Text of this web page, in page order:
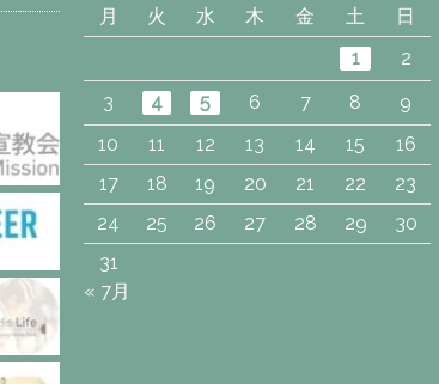
月 火 水 木 金 土
日
1
2
3
4 5 6 7 8
9
10
11 12 13 14 15
16
17
18 19 20 21 22
23
24
25 26 27 28 29
30
31
« 7月